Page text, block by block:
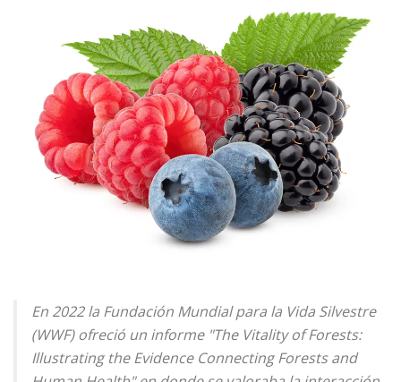
En 2022 la Fundación Mundial para la Vida Silvestre
(WWF) ofreció un informe "The Vitality of Forests:
Illustrating the Evidence Connecting Forests and